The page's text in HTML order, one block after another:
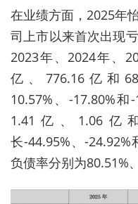
在业绩方面， 2025年
司上市以来首次出现
2023年、2024年、
亿、776.16 亿和
10.57% 、-17.80%和
1.41 亿、 1.06 亿
长-44.95%、 -24.92%
负债率分别为80.51%、